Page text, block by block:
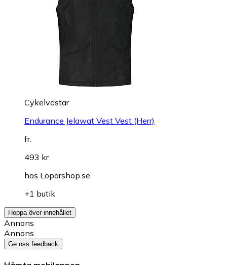
Cykelvästar
Endurance Jelawat Vest Vest (Herr)
fr.
493 kr
hos Löparshop.se
+1 butik
Hoppa över innehållet
Annons
Annons
Ge oss feedback